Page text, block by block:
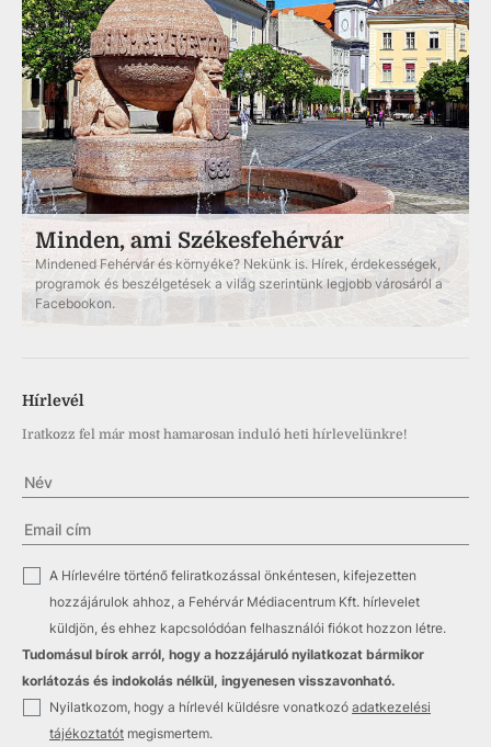
Minden, ami Székesfehérvár
Mindened Fehérvár és környéke? Nekünk is. Hírek, érdekességek,
programok és beszélgetések a világ szerintünk legjobb városáról a
Facebookon.
Hírlevél
Iratkozz fel már most hamarosan induló heti hírlevelünkre!
✓
A Hírlevélre történő feliratkozással önkéntesen, kifejezetten
hozzájárulok ahhoz, a Fehérvár Médiacentrum Kft. hírlevelet
küldjön, és ehhez kapcsolódóan felhasználói fiókot hozzon létre.
Tudomásul bírok arról, hogy a hozzájáruló nyilatkozat bármikor
korlátozás és indokolás nélkül, ingyenesen visszavonható.
✓ Nyilatkozom, hogy a hírlevél küldésre vonatkozó adatkezelési
tájékoztatót megismertem.